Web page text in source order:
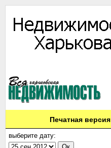
Печатная версия
выберите дату: